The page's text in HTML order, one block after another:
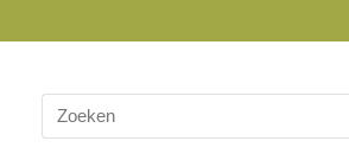
Search
for: